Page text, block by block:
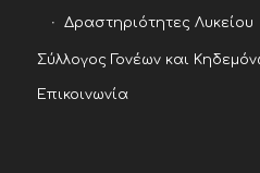
Δραστηριότητες Λυκείου
Σύλλογος Γονέων και
Επικοινωνία